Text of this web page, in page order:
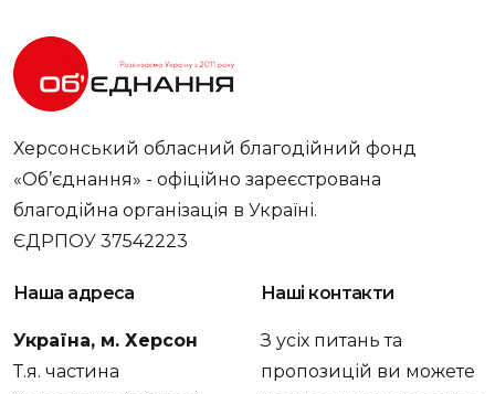
Херсонський обласний благодійний фонд
«Об’єднання» - офіційно зареєстрована
благодійна організація в Україні.
ЄДРПОУ 37542223
Наша адреса
Україна, м. Херсон
Т.я. частина
Наші контакти
З усіх питань та
пропозицій ви можете